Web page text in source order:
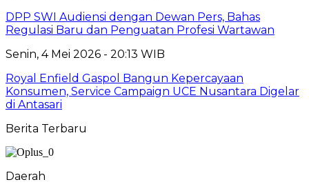
DPP SWI Audiensi dengan Dewan Pers, Bahas
Regulasi Baru dan Penguatan Profesi Wartawan
Senin, 4 Mei 2026 - 20:13 WIB
Royal Enfield Gaspol Bangun Kepercayaan
Konsumen, Service Campaign UCE Nusantara Digelar
di Antasari
Berita Terbaru
Daerah